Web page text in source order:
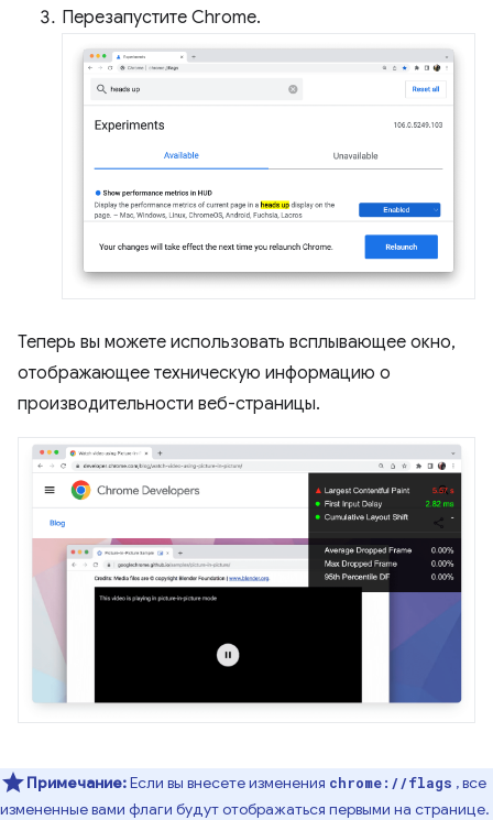
Перезапустите Chrome.
Теперь вы можете использовать всплывающее окно,
отображающее техническую информацию о
производительности веб-страницы.
Примечание:Если вы внесете изменения chrome://flags , все
измененные вами флаги будут отображаться первыми на странице.